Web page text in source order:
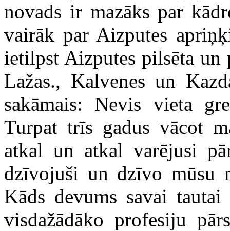
novads ir mazāks par
vairāk par Aizputes
ietilpst Aizputes pilsēta un
Lažas., Kalvenes un
sakāmais: Nevis vieta
Turpat trīs gadus vācot
atkal un atkal varējusi
dzīvojuši un dzīvo mūsu
Kāds devums savai
visdažādāko profesiju